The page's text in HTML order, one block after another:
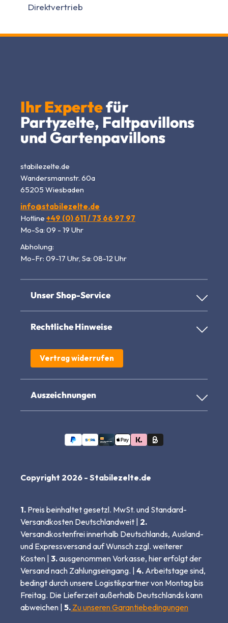
Direktvertrieb
Ihr Expertefür
Partyzelte, Faltpavillons
und Gartenpavillons
stabilezelte.de
Wandersmannstr. 60a
65205 Wiesbaden
info@stabilezelte.de
Hotline +49 (0) 611 / 73 66 97 97
Mo-Sa: 09 - 19 Uhr
Abholung:
Mo-Fr: 09-17 Uhr, Sa: 08-12 Uhr
Unser Shop-Service
Rechtliche Hinweise
Vertrag widerrufen
Auszeichnungen
Copyright 2026 - Stabilezelte.de
1. Preis beinhaltet gesetzl. MwSt. und Standard-
Versandkosten Deutschlandweit | 2.
Versandkostenfrei innerhalb Deutschlands, Ausland-
und Expressversand auf Wunsch zzgl. weiterer
Kosten | 3.ausgenommen Vorkasse, hier erfolgt der
Versand nach Zahlungseingang. | 4. Arbeitstage sind,
bedingt durch unsere Logistikpartner von Montag bis
Freitag. Die Lieferzeit außerhalb Deutschlands kann
abweichen | 5. Zu unseren Garantiebedingungen